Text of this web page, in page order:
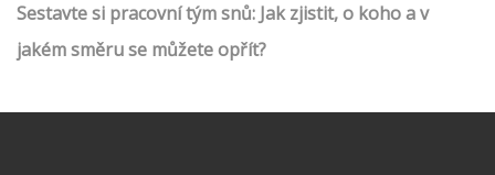
Sestavte si pracovní tým snů: Jak zjistit, o koho a v
jakém směru se můžete opřít?